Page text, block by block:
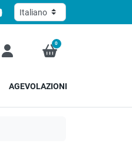
0
AGEVOLAZIONI